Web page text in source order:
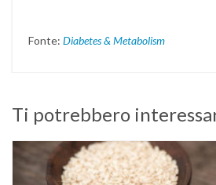
Fonte: Diabetes & Metabolism
Ti potrebbero